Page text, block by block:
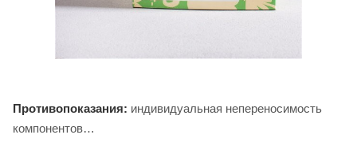
Противопоказания: индивидуальная непереносимость
компонентов